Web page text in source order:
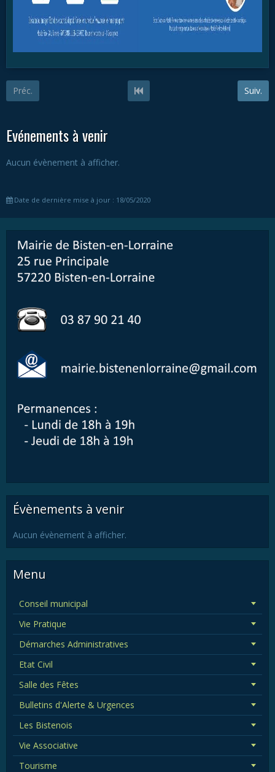
Préc. Suiv.
Evénements à venir
Aucun évènement à afficher.
Date de dernière mise à jour : 18/05/2020
Évènements à venir
Aucun évènement à afficher.
Menu
Conseil municipal
Vie Pratique
Démarches Administratives
Etat Civil
Salle des Fêtes
Bulletins d'Alerte & Urgences
Les Bistenois
Vie Associative
Tourisme